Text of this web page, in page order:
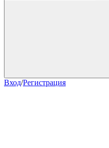
Вход/Регистрация